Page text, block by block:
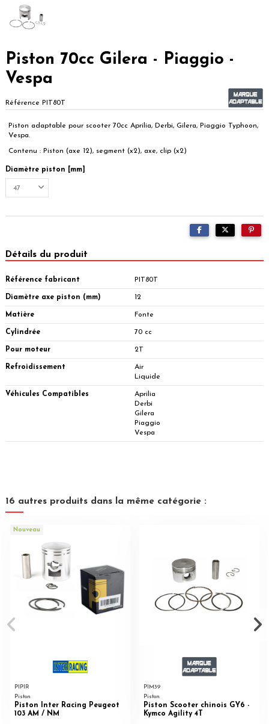
Piston 70cc Gilera - Piaggio -
Vespa
Référence PIT80T
Piston adaptable pour scooter 70cc Aprilia, Derbi, Gilera, Piaggio Typhoon,
Vespa.
Contenu : Piston (axe 12), segment (x2), axe, clip (x2)
Diamètre piston [mm]
Détails du produit
Référence fabricant PIT80T
Diamètre axe piston (mm) 12
Matière Fonte
Cylindrée 70 cc
Pour moteur 2T
Refroidissement
Air
Liquide
Véhicules Compatibles
Aprilia
Derbi
Gilera
Piaggio
Vespa
16 autres produits dans la même catégorie :
Nouveau
PIPIR
Piston
Piston Inter Racing Peugeot
103 AM / NM
PIM39
Piston
Piston Scooter chinois GY6 -
Kymco Agility 4T